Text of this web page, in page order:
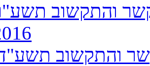
והתקשוב
והתקשוב